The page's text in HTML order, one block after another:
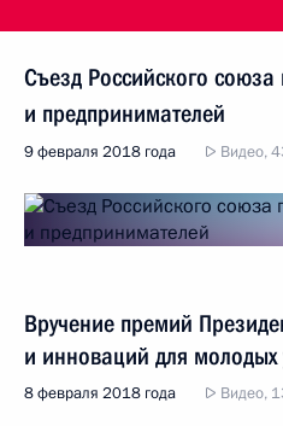
Съезд Российского
и предпринимателей
9 февраля 2018 года Видео,
Вручение премий
и инноваций для
8 февраля 2018 года Видео,